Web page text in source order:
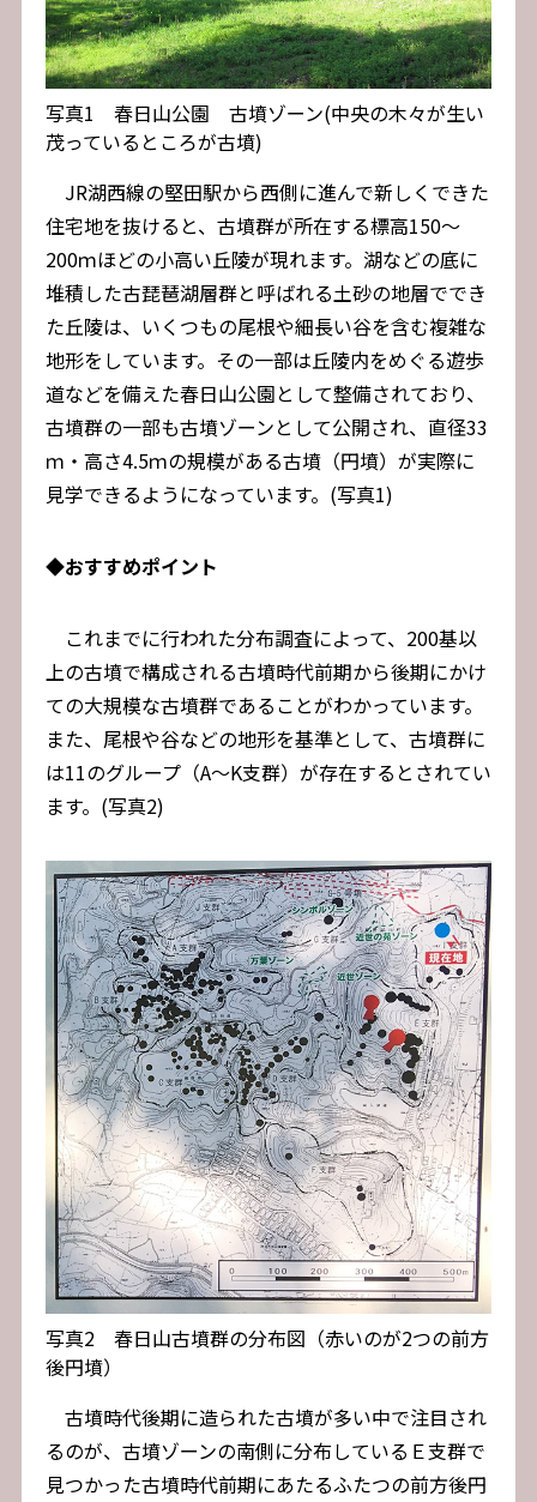
写真1 春日山公園 古墳ゾーン(中央の木々が生い
茂っているところが古墳)
JR湖西線の堅田駅から西側に進んで新しくできた
住宅地を抜けると、古墳群が所在する標高150～
200ｍほどの小高い丘陵が現れます。湖などの底に
堆積した古琵琶湖層群と呼ばれる土砂の地層ででき
た丘陵は、いくつもの尾根や細長い谷を含む複雑な
地形をしています。その一部は丘陵内をめぐる遊歩
道などを備えた春日山公園として整備されており、
古墳群の一部も古墳ゾーンとして公開され、直径33
ｍ・高さ4.5ｍの規模がある古墳（円墳）が実際に
見学できるようになっています。(写真1)
◆おすすめポイント
これまでに行われた分布調査によって、200基以
上の古墳で構成される古墳時代前期から後期にかけ
ての大規模な古墳群であることがわかっています。
また、尾根や谷などの地形を基準として、古墳群に
は11のグループ（A～K支群）が存在するとされてい
ます。(写真2)
写真2 春日山古墳群の分布図（赤いのが2つの前方
後円墳）
古墳時代後期に造られた古墳が多い中で注目され
るのが、古墳ゾーンの南側に分布しているＥ支群で
見つかった古墳時代前期にあたるふたつの前方後円